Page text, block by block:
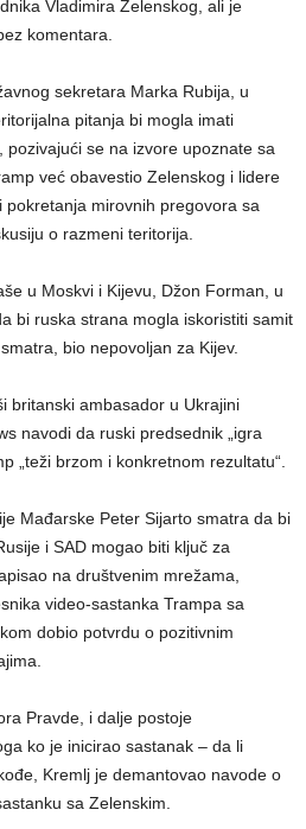
Vladimira Zelenskog, ali je
komentara.
sekretara Marka Rubija, u
pitanja bi mogla imati
se na izvore upoznate sa
već obavestio Zelenskog i lidere
pokretanja mirovnih pregovora sa
o razmeni teritorija.
u Moskvi i Kijevu, Džon Forman, u
bi ruska strana mogla iskoristiti samit
bio nepovoljan za Kijev.
britanski ambasador u Ukrajini
navodi da ruski predsednik „igra
„teži brzom i konkretnom rezultatu“.
Mađarske Peter Sijarto smatra da bi
i SAD mogao biti ključ za
na društvenim mrežama,
video-sastanka Trampa sa
dobio potvrdu o pozitivnim
Pravde, i dalje postoje
ko je inicirao sastanak – da li
Kremlj je demantovao navode o
sa Zelenskim.